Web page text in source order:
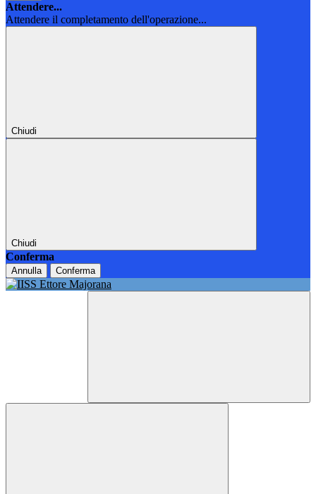
Attendere...
Attendere il completamento dell'operazione...
Chiudi
Chiudi
Conferma
Annulla Conferma